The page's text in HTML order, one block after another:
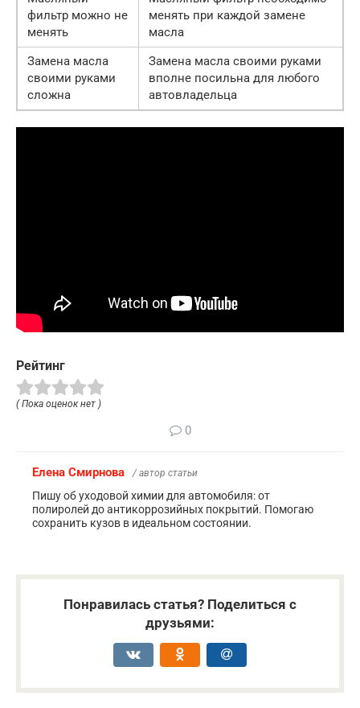
фильтр можно не
менять
менять при каждой замене
масла
Замена масла
своими руками
сложна
Замена масла своими руками
вполне посильна для любого
автовладельца
Рейтинг
( Пока оценок нет )
0
Елена Смирнова / автор статьи
Пишу об уходовой химии для автомобиля: от
полиролей до антикоррозийных покрытий. Помогаю
сохранить кузов в идеальном состоянии.
Понравилась статья? Поделиться с
друзьями: